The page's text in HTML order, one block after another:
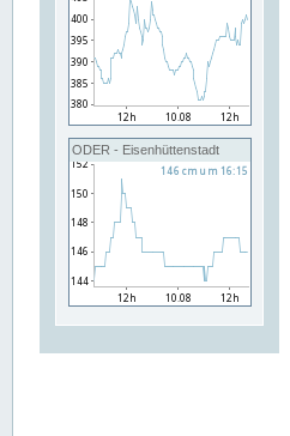
ODER - Eisenhüttenstadt